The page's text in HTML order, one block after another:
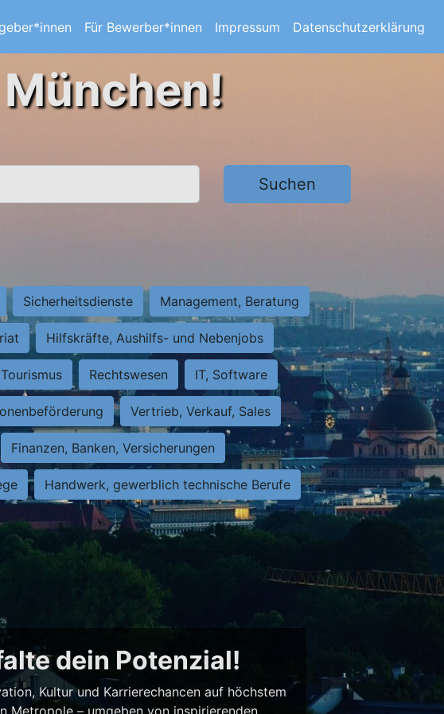
Für Bewerber*innen Impressum Datenschutzerklärung
Suchen
Sicherheitsdienste Management, Beratung
Hilfskräfte, Aushilfs- und Nebenjobs
Tourismus Rechtswesen IT, Software
Vertrieb, Verkauf, Sales
Finanzen, Banken, Versicherungen
Handwerk, gewerblich technische Berufe
dein Potenzial!
Kultur und Karrierechancen auf höchstem